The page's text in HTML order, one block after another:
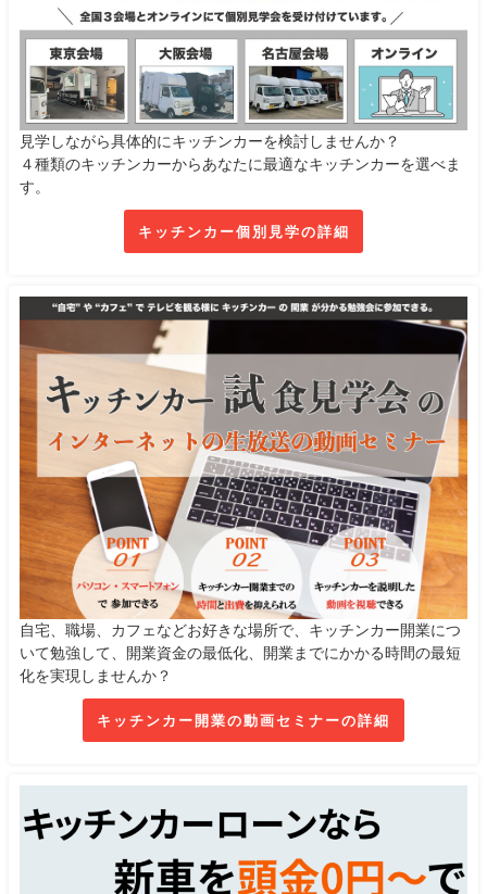
見学しながら具体的にキッチンカーを検討しませんか？
４種類のキッチンカーからあなたに最適なキッチンカーを選べま
す。
キッチンカー個別見学の詳細
自宅、職場、カフェなどお好きな場所で、キッチンカー開業につ
いて勉強して、開業資金の最低化、開業までにかかる時間の最短
化を実現しませんか？
キッチンカー開業の動画セミナーの詳細